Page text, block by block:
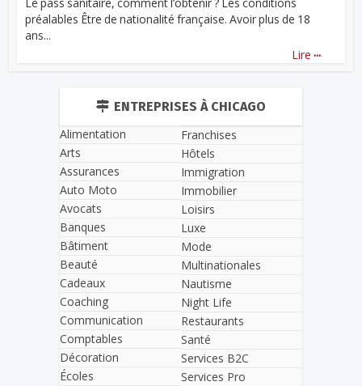
préalables Être de nationalité française. Avoir plus de 18
ans...
Lire ...
ENTREPRISES À CHICAGO
Alimentation
Arts
Assurances
Auto Moto
Avocats
Banques
Bâtiment
Beauté
Cadeaux
Coaching
Communication
Comptables
Décoration
Écoles
Franchises
Hôtels
Immigration
Immobilier
Loisirs
Luxe
Mode
Multinationales
Nautisme
Night Life
Restaurants
Santé
Services B2C
Services Pro